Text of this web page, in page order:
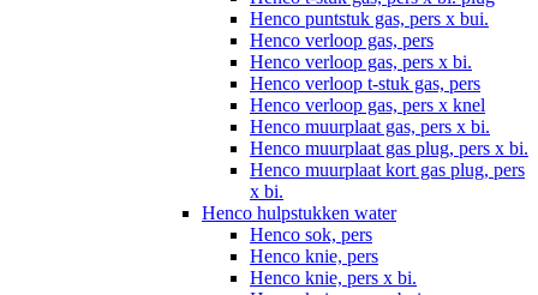
Henco puntstuk gas, pers x bui.
Henco verloop gas, pers
Henco verloop gas, pers x bi.
Henco verloop t-stuk gas, pers
Henco verloop gas, pers x knel
Henco muurplaat gas, pers x bi.
Henco muurplaat gas plug, pers x bi.
Henco muurplaat kort gas plug, pers
x bi.
Henco hulpstukken water
Henco sok, pers
Henco knie, pers
Henco knie, pers x bi.